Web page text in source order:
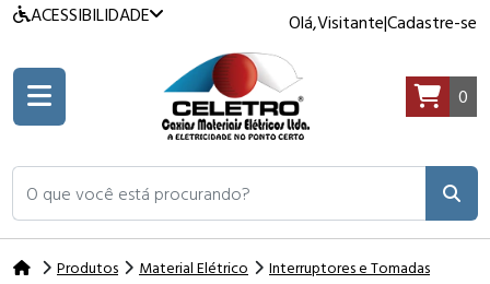
ACESSIBILIDADE Olá,Visitante|Cadastre-se
O que você está procurando?
0
Produtos Material Elétrico Interruptores e Tomadas